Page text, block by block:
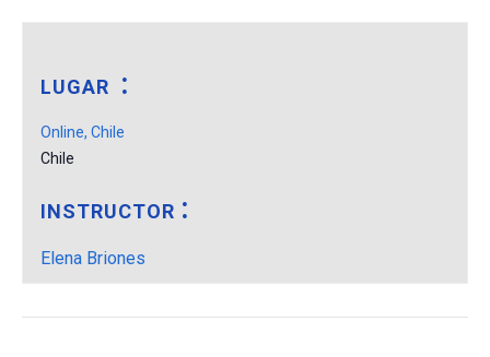
LUGAR
Online, Chile
Chile
INSTRUCTOR
Elena Briones